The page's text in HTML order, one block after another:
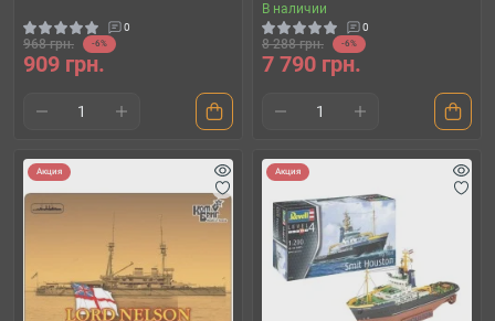
0
968 грн. -6%
909 грн.
В наличии
0
8 288 грн. -6%
7 790 грн.
Акция Акция